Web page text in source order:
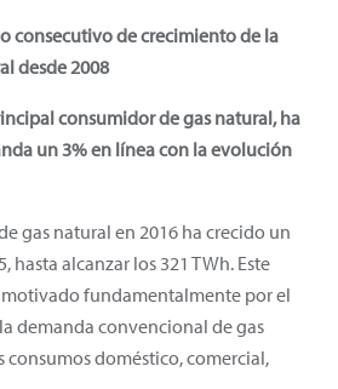
consecutivo de crecimiento de la
desde 2008
consumidor de gas natural, ha
un 3% en línea con la evolución
gas natural en 2016 ha crecido un
hasta alcanzar los 321 TWh. Este
fundamentalmente por el
demanda convencional de gas
consumos doméstico, comercial,